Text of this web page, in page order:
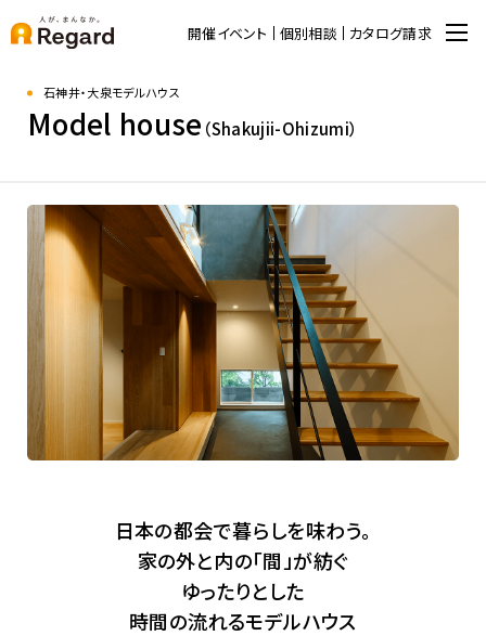
開催イベント 個別相談 カタログ請求
石神井・大泉モデルハウス
Model house （Shakujii-Ohizumi）
日本の都会で暮らしを味わう。​
家の外と内の「間」が紡ぐ​​
ゆったりとした
時間の流れるモデルハウス​